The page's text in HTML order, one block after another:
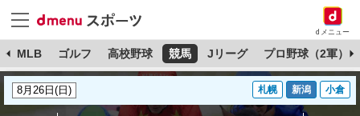
dメニュー
MLB ゴルフ 高校野球 競馬 Jリーグ プロ野球（2軍）
札幌 新潟 小倉